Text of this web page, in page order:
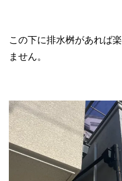
この下に排水桝があれば
ません。